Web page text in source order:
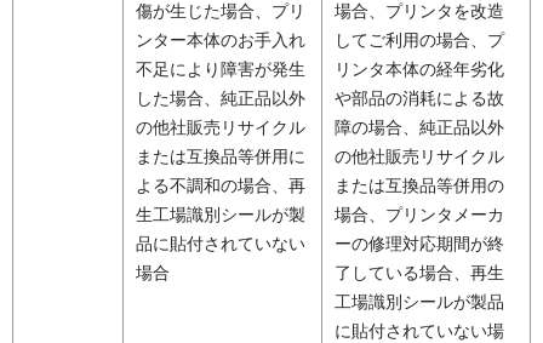
傷が生じた場合、プリ
ンター本体のお手入れ
不足により障害が発生
した場合、純正品以外
の他社販売リサイクル
または互換品等併用に
よる不調和の場合、再
生工場識別シールが製
品に貼付されていない
場合
場合、プリンタを改造
してご利用の場合、プ
リンタ本体の経年劣化
や部品の消耗による故
障の場合、純正品以外
の他社販売リサイクル
または互換品等併用の
場合、プリンタメーカ
ーの修理対応期間が終
了している場合、再生
工場識別シールが製品
に貼付されていない場